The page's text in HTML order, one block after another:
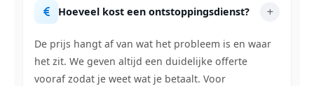
Hoeveel kost een ontstoppingsdienst?
De prijs hangt af van wat het probleem is en waar
het zit. We geven altijd een duidelijke offerte
vooraf zodat je weet wat je betaalt. Voor